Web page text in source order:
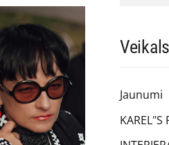
Veikals
Jaunumi
KAREL"S